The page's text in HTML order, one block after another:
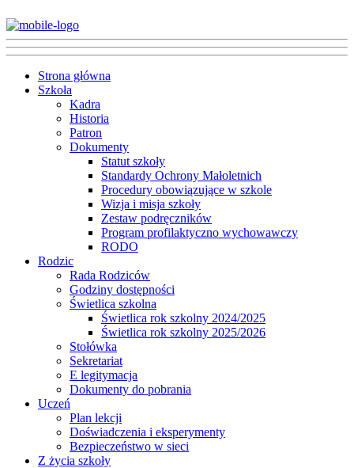
Strona główna
Szkoła
Kadra
Historia
Patron
Dokumenty
Statut szkoły
Standardy Ochrony Małoletnich
Procedury obowiązujące w szkole
Wizja i misja szkoły
Zestaw podręczników
Program profilaktyczno wychowawczy
RODO
Rodzic
Rada Rodziców
Godziny dostępności
Świetlica szkolna
Świetlica rok szkolny 2024/2025
Świetlica rok szkolny 2025/2026
Stołówka
Sekretariat
E legitymacja
Dokumenty do pobrania
Uczeń
Plan lekcji
Doświadczenia i eksperymenty
Bezpieczeństwo w sieci
Z życia szkoły